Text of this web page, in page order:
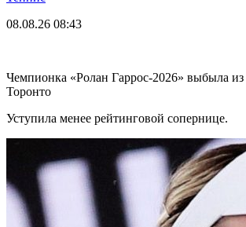
08.08.26 08:43
Чемпионка «Ролан Гаррос-2026» выбыла из
Торонто
Уступила менее рейтинговой сопернице.